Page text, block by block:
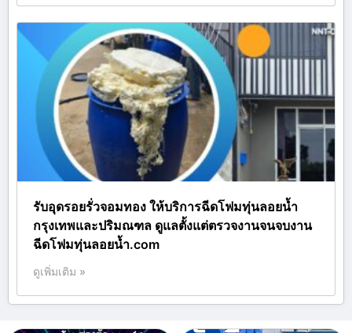
รับอุดรอยรั่วจอมทอง ให้บริการฉีดโฟมทุ่นลอยน้ำ
กรุงเทพและปริมณฑล ดูแลตั้งแต่ตรวจงานจนจบงาน
ฉีดโฟมทุ่นลอยน้ำ.com
ดูเพิ่มเติม »